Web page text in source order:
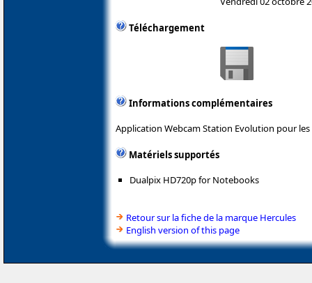
Téléchargement
Informations complémentaires
Application Webcam Station Evolution pour les
Matériels supportés
Dualpix HD720p for Notebooks
Retour sur la fiche de la marque Hercules
English version of this page